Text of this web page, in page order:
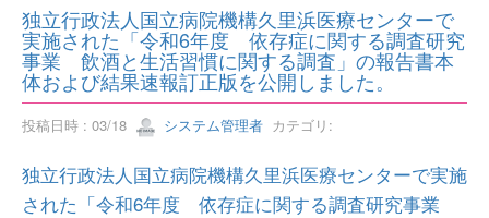
独立行政法人国立病院機構久里浜医療センターで
実施された「令和6年度 依存症に関する調査研究
事業 飲酒と生活習慣に関する調査」の報告書本
体および結果速報訂正版を公開しました。
投稿日時 : 03/18 システム管理者 カテゴリ:
独立行政法人国立病院機構久里浜医療センターで実施
された「令和6年度 依存症に関する調査研究事業